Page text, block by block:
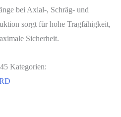
bei Axial-, Schräg- und
sorgt für hohe Tragfähigkeit,
Sicherheit.
Kategorien: